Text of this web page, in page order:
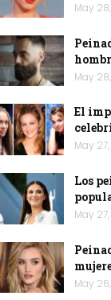
May
May
El
May
Los
May
May